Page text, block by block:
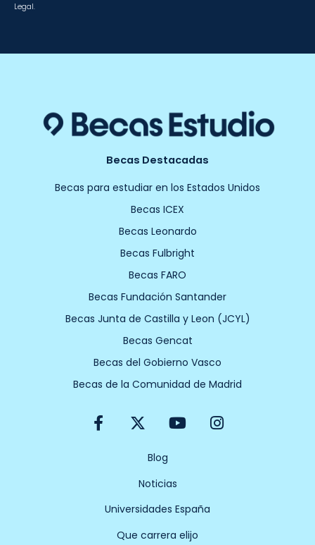
Legal.
Becas Destacadas
Becas para estudiar en los Estados Unidos
Becas ICEX
Becas Leonardo
Becas Fulbright
Becas FARO
Becas Fundación Santander
Becas Junta de Castilla y Leon (JCYL)
Becas Gencat
Becas del Gobierno Vasco
Becas de la Comunidad de Madrid
F
a
o
X
-
w
i
t
t
r
Y
o
u
b
e
I
n
Blog
Noticias
Universidades España
Que carrera elijo